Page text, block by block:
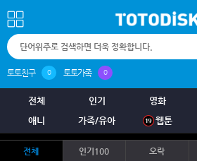
토토친구 0 토토가족 0
전체 인기 영화
애니
가족/유아 웹툰
전체 인기100 오락